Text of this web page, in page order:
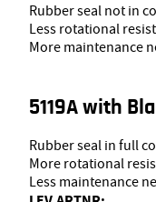
Rubber seal not in
Less rotational
More maintenance
5119A with
Rubber seal in full
More rotational
Less maintenance